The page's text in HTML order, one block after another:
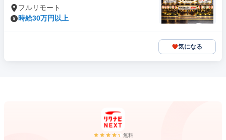
フルリモート
時給30万円以上
気になる
無料